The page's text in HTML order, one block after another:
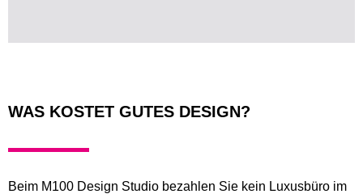
WAS KOSTET GUTES DESIGN?
Beim M100 Design Studio bezahlen Sie kein Luxusbüro im